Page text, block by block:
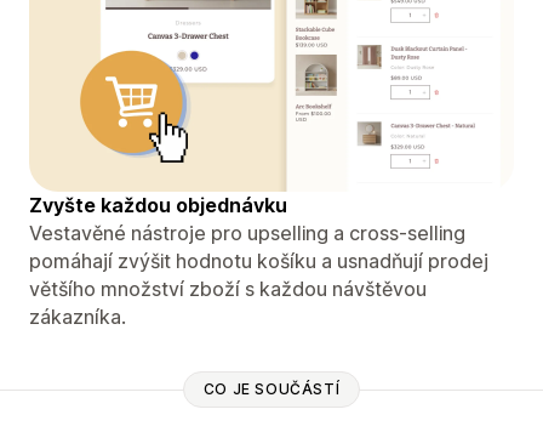
Zvyšte každou objednávku
Vestavěné nástroje pro upselling a cross-selling
pomáhají zvýšit hodnotu košíku a usnadňují prodej
většího množství zboží s každou návštěvou
zákazníka.
CO JE SOUČÁSTÍ